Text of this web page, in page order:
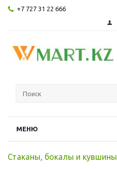
+7 727 31 22 666
МЕНЮ
Стаканы, бокалы и кувшины